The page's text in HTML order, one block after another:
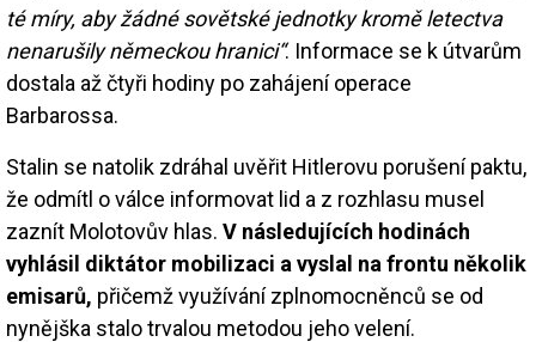
té míry, aby žádné sovětské jednotky kromě letectva
nenarušily německou hranici“. Informace se k útvarům
dostala až čtyři hodiny po zahájení operace
Barbarossa.
Stalin se natolik zdráhal uvěřit Hitlerovu porušení paktu,
že odmítl o válce informovat lid a z rozhlasu musel
zaznít Molotovův hlas. V následujících hodinách
vyhlásil diktátor mobilizaci a vyslal na frontu několik
emisarů, přičemž využívání zplnomocněnců se od
nynějška stalo trvalou metodou jeho velení.